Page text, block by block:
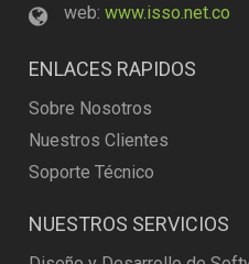
web:www.isso.net.co
ENLACES RAPIDOS
Sobre Nosotros
Nuestros Clientes
Soporte Técnico
NUESTROS SERVICIOS